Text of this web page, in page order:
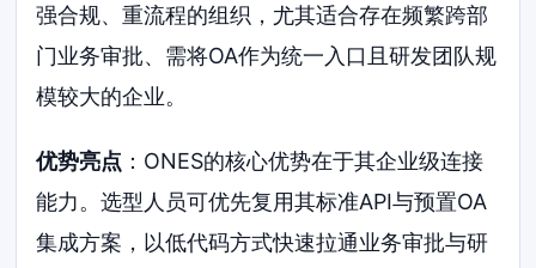
强合规、重流程的组织，尤其适合存在频繁跨部
门业务审批、需将OA作为统一入口且研发团队规
模较大的企业。
优势亮点 ：ONES的核心优势在于其企业级连接
能力。选型人员可优先复用其标准API与预置OA
集成方案，以低代码方式快速拉通业务审批与研